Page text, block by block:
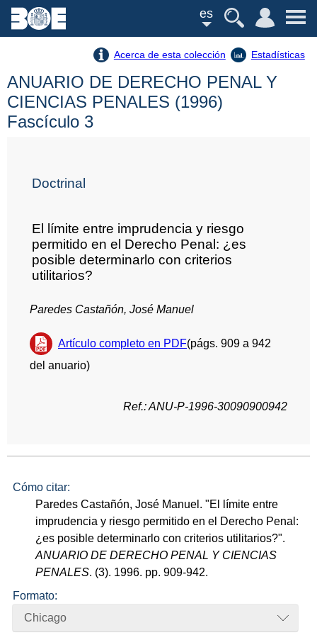
es
Acerca de esta colección Estadísticas
ANUARIO DE DERECHO PENAL Y
CIENCIAS PENALES (1996)
Fascículo 3
Doctrinal
El límite entre imprudencia y riesgo
permitido en el Derecho Penal: ¿es
posible determinarlo con criterios
utilitarios?
Paredes Castañón, José Manuel
Artículo completo en PDF(págs. 909 a 942
del anuario)
Ref.: ANU-P-1996-30090900942
Cómo citar:
Paredes Castañón, José Manuel. "El límite entre
imprudencia y riesgo permitido en el Derecho Penal:
¿es posible determinarlo con criterios utilitarios?".
ANUARIO DE DERECHO PENAL Y CIENCIAS
PENALES. (3). 1996. pp. 909-942.
Formato:
Chicago